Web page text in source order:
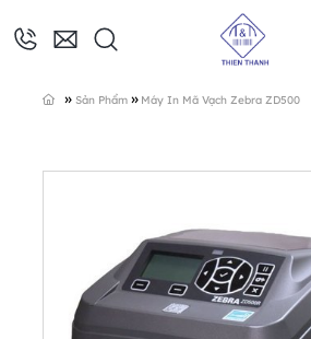
» Sản Phẩm » Máy In Mã Vạch Zebra ZD500